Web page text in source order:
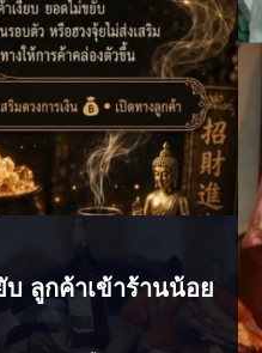
ลูกค้าเข้าร้านน้อย